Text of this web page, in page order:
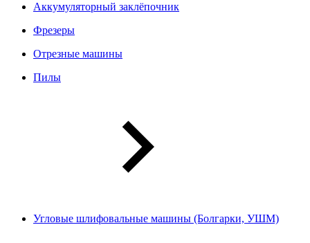
Аккумуляторный заклёпочник
Фрезеры
Отрезные машины
Пилы
Угловые шлифовальные машины (Болгарки, УШМ)